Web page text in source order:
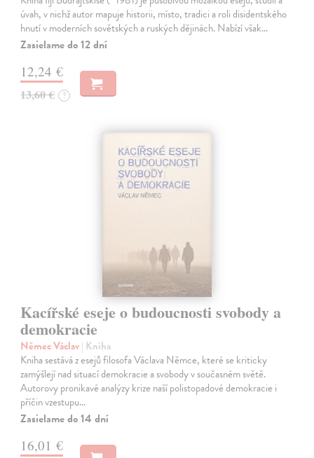
úvah, v nichž autor mapuje historii, místo, tradici a roli disidentského
hnutí v moderních sovětských a ruských dějinách. Nabízí však…
Zasielame do 12 dní
12,24 €
13,60 € ?
Kacířské eseje o budoucnosti svobody a
demokracie
Němec Václav| Kniha
Kniha sestává z esejů filosofa Václava Němce, které se kriticky
zamýšlejí nad situací demokracie a svobody v současném světě.
Autorovy pronikavé analýzy krize naší polistopadové demokracie i
příčin vzestupu…
Zasielame do 14 dní
16,01 €